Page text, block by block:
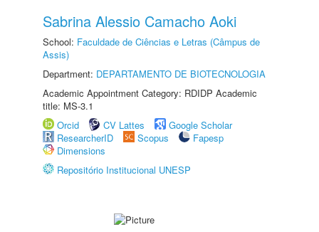
Sabrina Alessio Camacho Aoki
School: Faculdade de Ciências e Letras (Câmpus de
Assis)
Department: DEPARTAMENTO DE BIOTECNOLOGIA
Academic Appointment Category: RDIDP Academic
title: MS-3.1
Orcid
CV Lattes
Google Scholar
ResearcherID
Scopus
Fapesp
Dimensions
Repositório Institucional UNESP